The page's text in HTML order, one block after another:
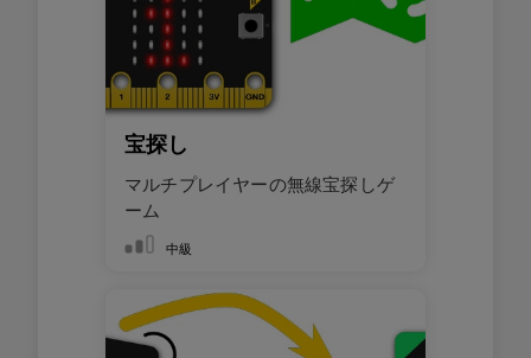
宝探し
マルチプレイヤーの無線宝探しゲ
ーム
中級